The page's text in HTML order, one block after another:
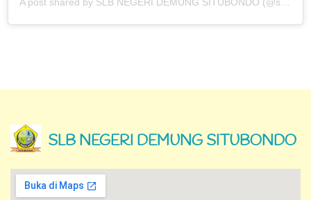
A post shared by SLB NEGERI DEMUNG SITUBONDO (@slb.negeri.demung.situbondo)
SLB NEGERI DEMUNG SITUBONDO